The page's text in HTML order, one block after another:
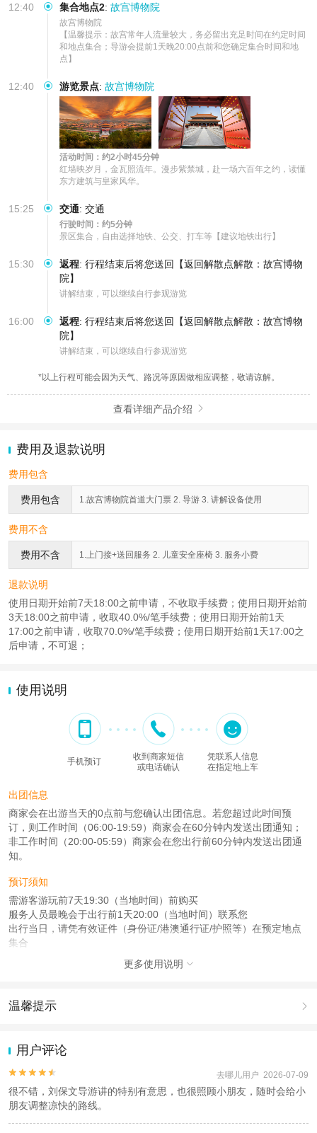
12:40 集合地点2: 故宫博物院
故宫博物院
【温馨提示：故宫常年人流量较大，务必留出充足时间在约定时间
和地点集合；导游会提前1天晚20:00点前和您确定集合时间和地
点】
12:40 游览景点: 故宫博物院
活动时间：约2小时45分钟
红墙映岁月，金瓦照流年。漫步紫禁城，赴一场六百年之约，读懂
东方建筑与皇家风华。
15:25 交通: 交通
行驶时间：约5分钟
景区集合，自由选择地铁、公交、打车等【建议地铁出行】
15:30 返程: 行程结束后将您送回【返回解散点解散：故宫博物
院】
讲解结束，可以继续自行参观游览
16:00 返程: 行程结束后将您送回【返回解散点解散：故宫博物
院】
讲解结束，可以继续自行参观游览
*以上行程可能会因为天气、路况等原因做相应调整，敬请谅解。
查看详细产品介绍 
费用及退款说明
费用包含
费用包含 1.故宫博物院首道大门票 2. 导游 3. 讲解设备使用
费用不含
费用不含 1.上门接+送回服务 2. 儿童安全座椅 3. 服务小费
退款说明
使用日期开始前7天18:00之前申请，不收取手续费；使用日期开始前
3天18:00之前申请，收取40.0%/笔手续费；使用日期开始前1天
17:00之前申请，收取70.0%/笔手续费；使用日期开始前1天17:00之
后申请，不可退；
使用说明
手机预订
收到商家短信
或电话确认
凭联系人信息
在指定地上车
出团信息
商家会在出游当天的0点前与您确认出团信息。若您超过此时间预
订，则工作时间（06:00-19:59）商家会在60分钟内发送出团通知；
非工作时间（20:00-05:59）商家会在您出行前60分钟内发送出团通
知。
预订须知
需游客游玩前7天19:30（当地时间）前购买
服务人员最晚会于出行前1天20:00（当地时间）联系您
出行当日，请凭有效证件（身份证/港澳通行证/护照等）在预定地点
集合
儿童：17周岁（含）以下；
老人：60周岁（含）以上；
本产品由青岛驿路同行国际旅行社有限公司代理招徕，委托社为北京云游四海旅
游服务有限公司，具体的旅游服务和操作由委托社及其有资质的地接社提供
更多使用说明 
温馨提示 
动（如跳伞、潜水、滑雪等）前，请务必仔细阅读
2.为普及旅游安全知识及旅游文明公约，使您的旅程顺利圆满完成，
特制定《去哪儿网旅游安全手册》 ，请您认真阅读并切实遵守。
用户评论

 去哪儿用户 2026-07-09
很不错，刘保文导游讲的特别有意思，也很照顾小朋友，随时会给小
朋友调整凉快的路线。